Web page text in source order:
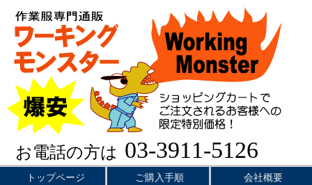
お電話の方は 03-3911-5126
トップページ ご購入手順 会社概要